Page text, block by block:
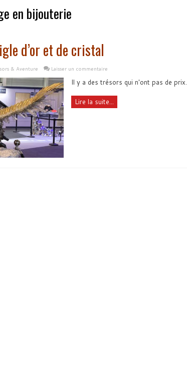
en bijouterie
d’or et de cristal
& Aventure Laisser un commentaire
Il y a des trésors qui n'ont pas de prix.
Lire la suite...